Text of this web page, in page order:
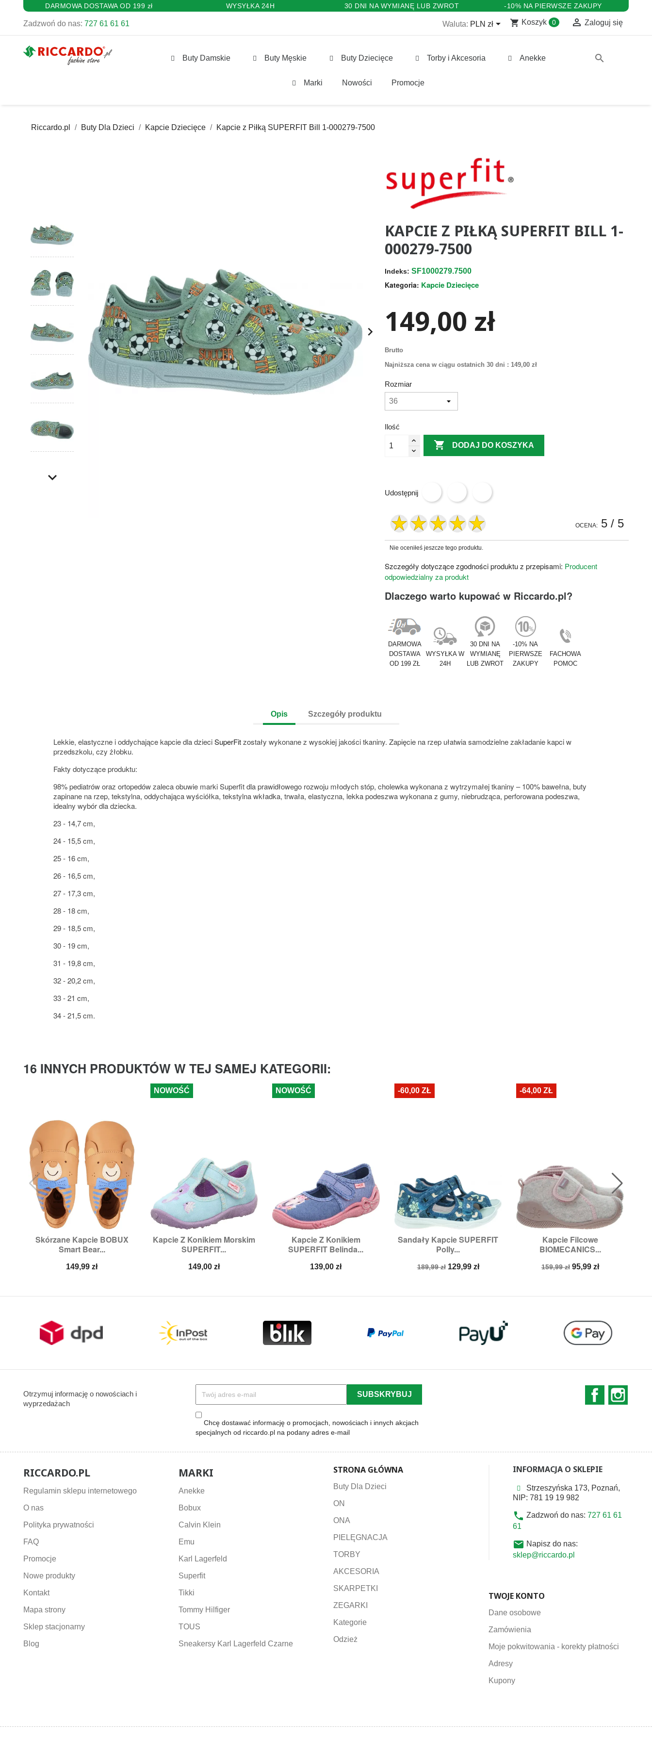
DARMOWA DOSTAWA OD 199 zł WYSYŁKA 24H 30 DNI NA WYMIANĘ LUB ZWROT -10% NA PIERWSZE ZAKUPY
Zadzwoń do nas: 727 61 61 61 Waluta: PLN zł shopping_cart Koszyk 0  Zaloguj się
Buty Damskie Buty Męskie Buty Dziecięce Torby i Akcesoria Anekke
Marki Nowości Promocje
search
Riccardo.pl Buty Dla Dzieci Kapcie Dziecięce Kapcie z Piłką SUPERFIT Bill 1-000279-7500

KAPCIE Z PIŁKĄ SUPERFIT BILL 1-
000279-7500
Indeks: SF1000279.7500
Kategoria: Kapcie Dziecięce
149,00 zł
Brutto
Najniższa cena w ciągu ostatnich 30 dni : 149,00 zł
Rozmiar
Ilość
 DODAJ DO KOSZYKA
Udostępnij
OCENA: 5/ 5
Nie oceniłeś jeszcze tego produktu.
Szczegóły dotyczące zgodności produktu z przepisami: Producent
odpowiedzialny za produkt
Dlaczego warto kupować w Riccardo.pl?
DARMOWA
DOSTAWA
OD 199 ZŁ
WYSYŁKA W
24H
30 DNI NA
WYMIANĘ
LUB ZWROT
-10% NA
PIERWSZE
ZAKUPY
FACHOWA
POMOC
Opis Szczegóły produktu
Lekkie, elastyczne i oddychające kapcie dla dzieciSuperFitzostały wykonane z wysokiej jakości tkaniny. Zapięcie na rzep ułatwia samodzielne zakładanie kapci w
przedszkolu, czy żłobku.
Fakty dotyczące produktu:
98% pediatrów oraz ortopedów zaleca obuwie marki Superfit dla prawidłowego rozwoju młodych stóp, cholewka wykonana z wytrzymałej tkaniny – 100% bawełna, buty
zapinane na rzep, tekstylna, oddychająca wyściółka, tekstylna wkładka, trwała, elastyczna, lekka podeszwa wykonana z gumy, niebrudząca, perforowana podeszwa,
idealny wybór dla dziecka.
23 - 14,7 cm,
24 - 15,5 cm,
25 - 16 cm,
26 - 16,5 cm,
27 - 17,3 cm,
28 - 18 cm,
29 - 18,5 cm,
30 - 19 cm,
31 - 19,8 cm,
32 - 20,2 cm,
33 - 21 cm,
34 - 21,5 cm.
16 INNYCH PRODUKTÓW W TEJ SAMEJ KATEGORII:
Skórzane Kapcie BOBUX
Smart Bear...
Cena
149,99 zł
Szybki podgląd
Rozmiary:M,XL
Kapcie Z Konikiem Morskim
SUPERFIT...
Cena
149,00 zł
Szybki podgląd
Rozmiary:24,25,
NOWOŚĆ
Kapcie Z Konikiem
SUPERFIT Belinda...
Cena
139,00 zł
Szybki podgląd
Rozmiary:25, 26,27,28,
NOWOŚĆ
Sandały Kapcie SUPERFIT
Polly...
Cena
189,99 zł Cena
129,99 zł
Szybki podgląd
Rozmiary:
-60,00 ZŁ
Kapcie Filcowe
BIOMECANICS...
Cena
159,99 zł Cena
95,99 zł
Szybki podgląd
Rozmiary:24
-64,00 ZŁ
Otrzymuj informację o nowościach i
wyprzedażach
Chcę dostawać informację o promocjach, nowościach i innych akcjach
specjalnych od riccardo.pl na podany adres e-mail
Facebook
RICCARDO.PL
Regulamin sklepu internetowego
O nas
Polityka prywatności
FAQ
Promocje
Nowe produkty
Kontakt
Mapa strony
Sklep stacjonarny
Blog
MARKI
Anekke
Bobux
Calvin Klein
Emu
Karl Lagerfeld
Superfit
Tikki
Tommy Hilfiger
TOUS
Sneakersy Karl Lagerfeld Czarne
STRONA GŁÓWNA
Buty Dla Dzieci
ON
ONA
PIELĘGNACJA
TORBY
AKCESORIA
SKARPETKI
ZEGARKI
Kategorie
Odzież
INFORMACJA O SKLEPIE
Strzeszyńska 173, Poznań,
NIP: 781 19 19 982
phone Zadzwoń do nas: 727 61 61
61
email Napisz do nas:
sklep@riccardo.pl
TWOJE KONTO
Dane osobowe
Zamówienia
Moje pokwitowania - korekty płatności
Adresy
Kupony